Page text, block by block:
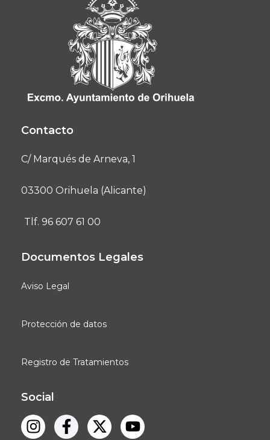
Contacto
C/ Marqués de Arneva, 1
03300 Orihuela (Alicante)
Tlf. 96 607 61 00
Documentos Legales
Aviso Legal
Protección de datos
Registro de Tratamientos
Social